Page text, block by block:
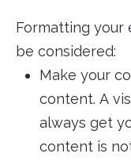
Formatting your
be considered:
Make your
content. A
always get
content is